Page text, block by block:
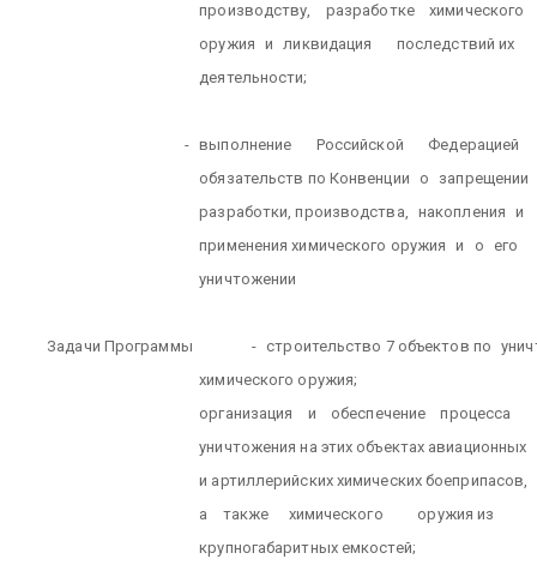
производству,
разработке
химического
оружия
и ликвидация
последствий их
деятельности;
- выполнение Российской
Федерацией
обязательств по Конвенции
о
запрещении
разработки, производства, накопления
и
применения химического оружия
и о
его
уничтожении
Задачи Программы - строительство 7 объектов по
химического оружия;
организация
и обеспечение
процесса
уничтожения на этих объектах авиационных
и артиллерийских химических боеприпасов,
а
также химического
оружия из
крупногабаритных емкостей;